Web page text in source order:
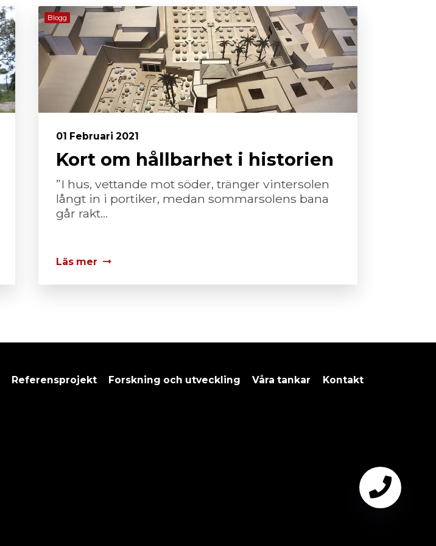
Blogg
01 Februari 2021
Kort om hållbarhet i historien
”I hus, vettande mot söder, tränger vintersolen
långt in i portiker, medan sommarsolens bana
går rakt...
Läs mer
Referensprojekt Forskning och utveckling Våra tankar Kontakt